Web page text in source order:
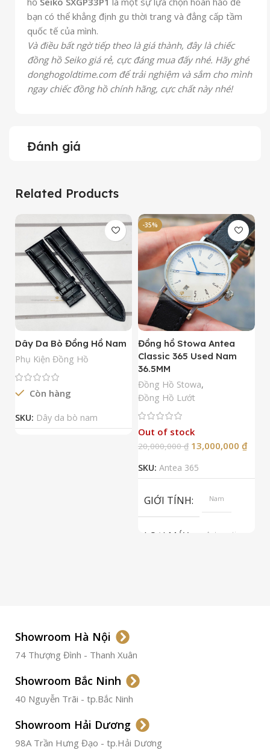
bạn có thể khẳng định gu thời trang và đẳng cấp tầm
quốc tế của mình.
Và điều bất ngờ tiếp theo là giá thành, đây là chiếc
đồng hồ Seiko giá rẻ, cực đáng mua đấy nhé. Hãy ghé
donghogoldtime.com để trải nghiệm và sắm cho mình
ngay chiếc đồng hồ chính hãng, cực chất này nhé!
Đánh giá
Related Products
Dây Da Bò Đồng Hồ Nam
Phụ Kiện Đồng Hồ
Còn hàng
SKU: Dây da bò nam
-35%
Đồng hồ Stowa Antea
Classic 365 Used Nam
36.5MM
Đồng Hồ Stowa,
Đồng Hồ Lướt
Out of stock
20,000,000₫ 13,000,000 ₫
SKU: Antea 365
GIỚI TÍNH Nam
LOẠI MÁY
Automatic
CHỐNG NƯỚC
Showroom Hà Nội
74 Thượng Đình - Thanh Xuân
Showroom Bắc Ninh
40 Nguyễn Trãi - tp.Bắc Ninh
Showroom Hải Dương
98A Trần Hưng Đạo - tp.Hải Dương